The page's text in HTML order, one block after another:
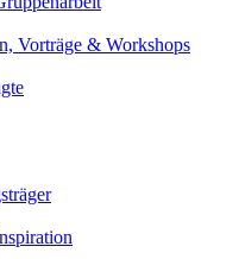
Vorträge & Workshops